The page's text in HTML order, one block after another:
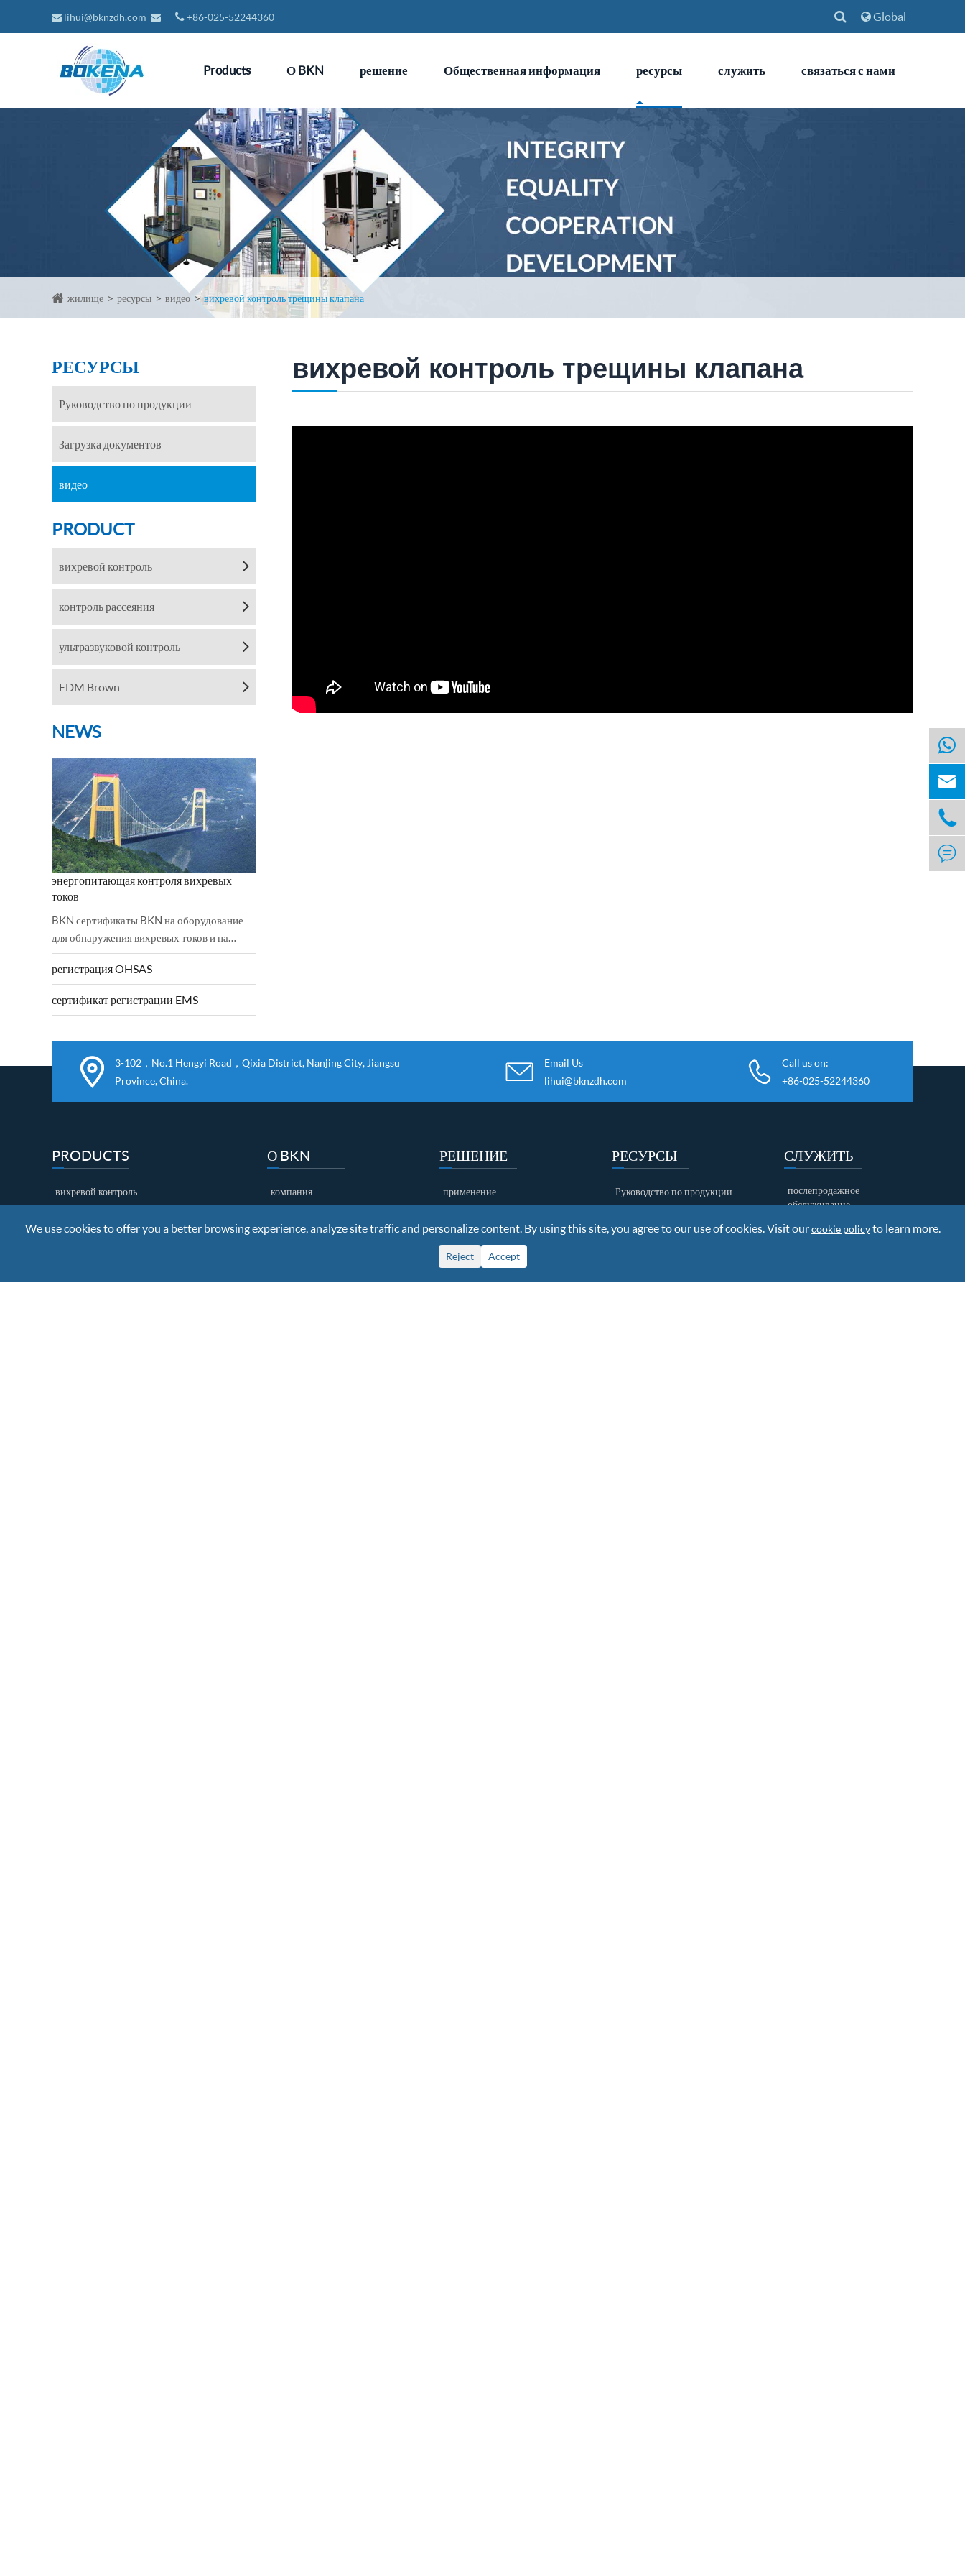
lihui@bknzdh.com +86-025-52244360 Global
Products О BKN решение Общественная информация ресурсы служить связаться с нами
жилище ресурсы видео вихревой контроль трещины клапана
РЕСУРСЫ
Руководство по продукции
Загрузка документов
видео
PRODUCT
вихревой контроль
контроль рассеяния
ультразвуковой контроль
EDM Brown
NEWS
энергопитающая контроля вихревых
токов
BKN сертификаты BKN на оборудование
для обнаружения вихревых токов и на
низковольтное направление были
соблюдены и успешно выполнены.2006 /
42 / EC механическая директива и 2...
регистрация OHSAS
сертификат регистрации EMS
вихревой контроль трещины клапана
3-102，No.1 Hengyi Road，Qixia District, Nanjing City, Jiangsu
Province, China.
Email Us
lihui@bknzdh.com
Call us on:
+86-025-52244360
PRODUCTS
вихревой контроль
ультразвуковой контроль
О BKN
компания
фабричная выставка
РЕШЕНИЕ
применение
РЕСУРСЫ
Руководство по продукции
видео
СЛУЖИТЬ
послепродажное
обслуживание
Исследования и разработки



We use cookies to offer you a better browsing experience, analyze site traffic and personalize content. By using this site, you agree to our use of cookies. Visit ourcookie policyto learn more.
Reject Accept